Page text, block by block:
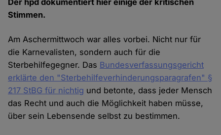
Der hpd dokumentiert hier einige der kritischen
Stimmen.
Am Aschermittwoch war alles vorbei. Nicht nur für
die Karnevalisten, sondern auch für die
Sterbehilfegegner. Das Bundesverfassungsgericht
erklärte den "Sterbehilfeverhinderungsparagrafen" §
217 StBG für nichtig und betonte, dass jeder Mensch
das Recht und auch die Möglichkeit haben müsse,
über sein Lebensende selbst zu bestimmen.